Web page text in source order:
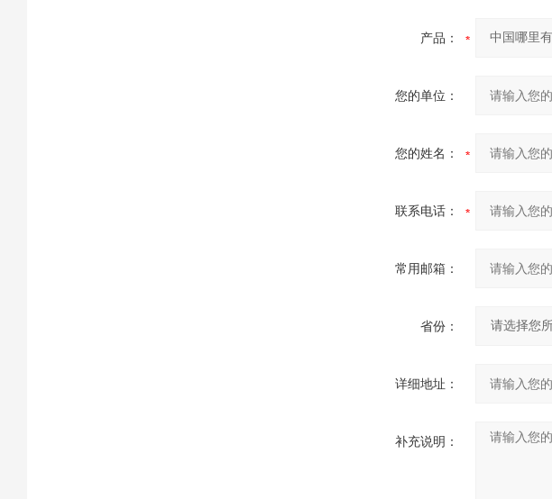
产品：
您的单位：
您的姓名：
联系电话：
常用邮箱：
省份：
详细地址：
补充说明：